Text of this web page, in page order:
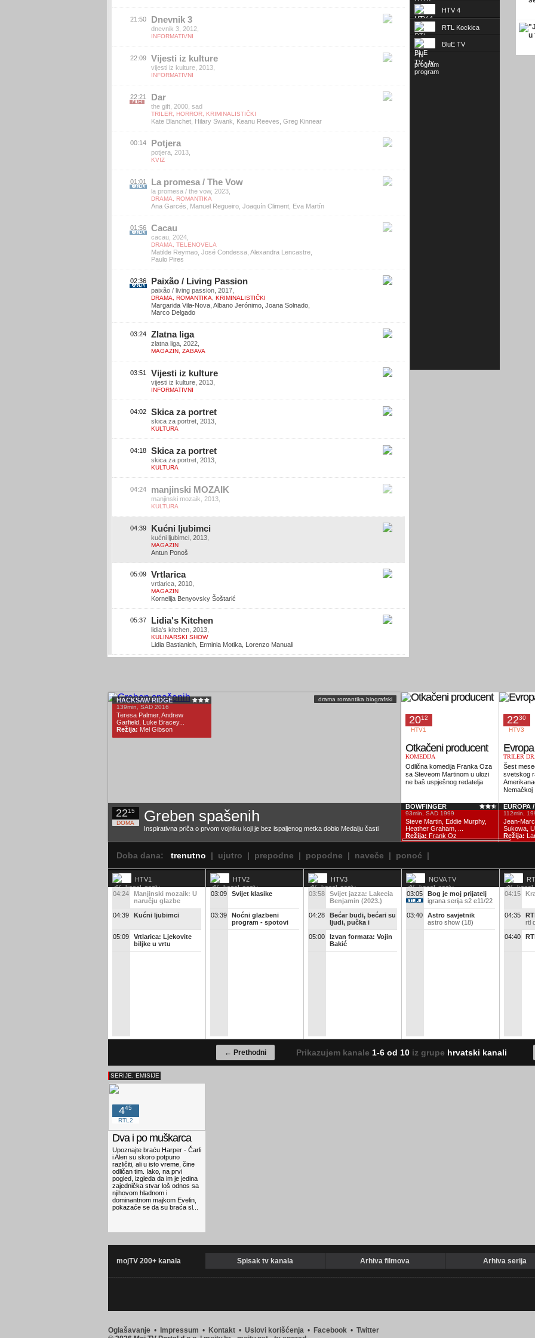
21:50 Dnevnik 3
dnevnik 3, 2012,
INFORMATIVNI
22:09 Vijesti iz kulture
vijesti iz kulture, 2013,
INFORMATIVNI
22:21 Dar
the gift, 2000, sad
TRILER, HORROR, KRIMINALISTIČKI
Kate Blanchet, Hilary Swank, Keanu Reeves, Greg Kinnear
00:14 Potjera
potjera, 2013,
KVIZ
01:01 La promesa / The Vow
la promesa / the vow, 2023,
DRAMA, ROMANTIKA
Ana Garcés, Manuel Regueiro, Joaquín Climent, Eva Martín
01:56 Cacau
cacau, 2024,
DRAMA, TELENOVELA
Matilde Reymao, José Condessa, Alexandra Lencastre,
Paulo Pires
02:36 Paixão / Living Passion
paixão / living passion, 2017,
DRAMA, ROMANTIKA, KRIMINALISTIČKI
Margarida Vila-Nova, Albano Jerónimo, Joana Solnado,
Marco Delgado
03:24 Zlatna liga
zlatna liga, 2022,
MAGAZIN, ZABAVA
03:51 Vijesti iz kulture
vijesti iz kulture, 2013,
INFORMATIVNI
04:02 Skica za portret
skica za portret, 2013,
KULTURA
04:18 Skica za portret
skica za portret, 2013,
KULTURA
04:24 manjinski MOZAIK
manjinski mozaik, 2013,
KULTURA
04:39 Kućni ljubimci
kućni ljubimci, 2013,
MAGAZIN
Antun Ponoš
05:09 Vrtlarica
vrtlarica, 2010,
MAGAZIN
Kornelija Benyovsky Šoštarić
05:37 Lidia's Kitchen
lidia's kitchen, 2013,
KULINARSKI SHOW
Lidia Bastianich, Erminia Motika, Lorenzo Manuali
HTV 4
RTL Kockica
BluE TV
2215
DOMA
Greben spašenih
Inspirativna priča o prvom vojniku koji je bez ispaljenog metka dobio Medalju časti
drama romantika biografski
HACKSAW RIDGE
139min, SAD 2016
Teresa Palmer, Andrew
Garfield, Luke Bracey...
Režija: Mel Gibson
2012
HTV1
Otkačeni producent
KOMEDIJA
Odlična komedija Franka Oza
sa Steveom Martinom u ulozi
ne baš uspješnog redatelja
BOWFINGER
93min, SAD 1999
Steve Martin, Eddie Murphy,
Heather Graham, ...
Režija: Frank Oz
2230
HTV3
Evropa
TRILER
Šest
svetskog
Nemačkoj
EUROPA
112min,
Jean-
Sukowa,
Režija:
Doba dana: trenutno | ujutro | prepodne | popodne | naveče | ponoć |
HTV1
04:24
Manjinski mozaik: U
naručju glazbe
04:39 Kućni ljubimci
05:09
Vrtlarica: Ljekovite
biljke u vrtu
HTV2
03:09
Svijet klasike
03:39
Noćni glazbeni
program - spotovi
HTV3
03:58
Svijet jazza: Lakecia
Benjamin (2023.)
04:28
Bećar budi, bećari su
ljudi, pučka i
predajna kultura
05:00
Izvan formata: Vojin
Bakić
NOVA TV
03:05
Bog je moj prijatelj
igrana serija s2 e11/22
03:40
Astro savjetnik
astro show (18)
04:15
04:35
rtl
04:40
← Prethodni Prikazujem kanale 1-6 od 10iz grupe hrvatski kanali
SERIJE, EMISIJE
445
RTL2
Dva i po muškarca
Upoznajte braću Harper - Čarli
i Alen su skoro potpuno
različiti, ali u isto vreme, čine
odličan tim. Iako, na prvi
pogled, izgleda da im je jedina
zajednička stvar loš odnos sa
njihovom hladnom i
dominantnom majkom Evelin,
pokazaće se da su braća sl...
mojTV 200+ kanala Spisak tv kanala Arhiva filmova Arhiva serija
Oglašavanje• Impressum • Kontakt• Uslovi korišćenja • Facebook • Twitter